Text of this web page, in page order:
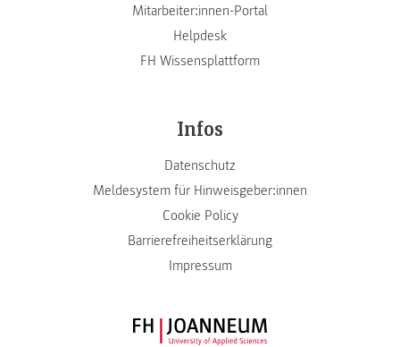
Mitarbeiter:innen-Portal
Helpdesk
FH Wissensplattform
Infos
Datenschutz
Meldesystem für Hinweisgeber:innen
Cookie Policy
Barrierefreiheitserklärung
Impressum
FH JOANNEUM Logo